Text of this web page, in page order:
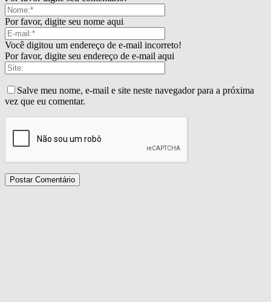
Por favor, digite seu nome aqui
Você digitou um endereço de e-mail incorreto!
Por favor, digite seu endereço de e-mail aqui
Salve meu nome, e-mail e site neste navegador para a próxima
vez que eu comentar.